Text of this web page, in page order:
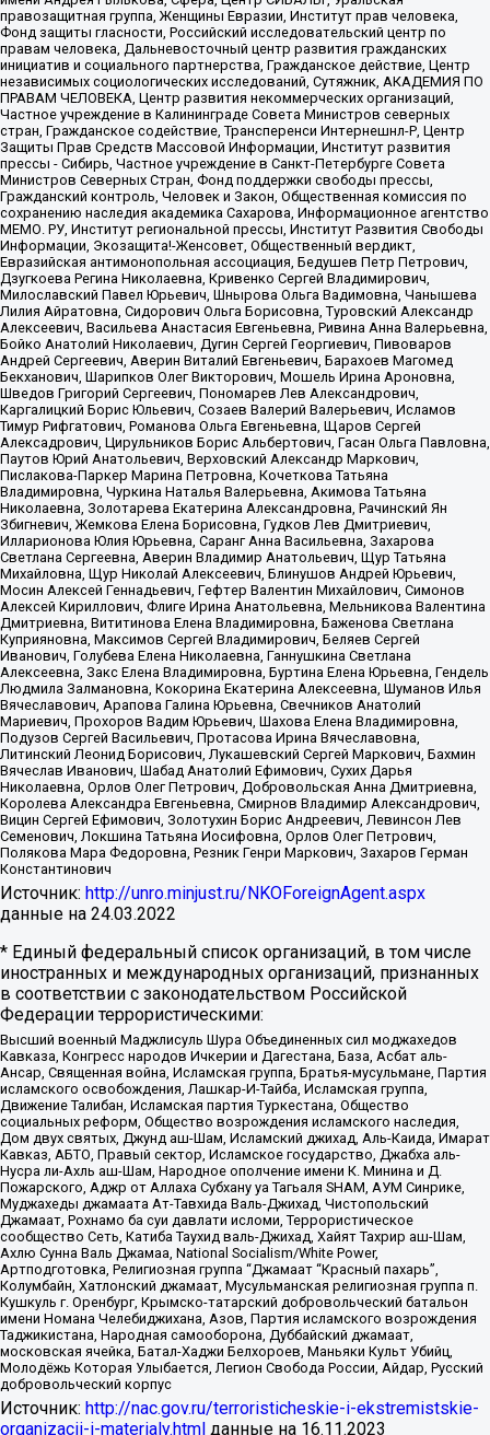
правозащитная группа, Женщины Евразии, Институт прав человека,
Фонд защиты гласности, Российский исследовательский центр по
правам человека, Дальневосточный центр развития гражданских
инициатив и социального партнерства, Гражданское действие, Центр
независимых социологических исследований, Сутяжник, АКАДЕМИЯ ПО
ПРАВАМ ЧЕЛОВЕКА, Центр развития некоммерческих организаций,
Частное учреждение в Калининграде Совета Министров северных
стран, Гражданское содействие, Трансперенси Интернешнл-Р, Центр
Защиты Прав Средств Массовой Информации, Институт развития
прессы - Сибирь, Частное учреждение в Санкт-Петербурге Совета
Министров Северных Стран, Фонд поддержки свободы прессы,
Гражданский контроль, Человек и Закон, Общественная комиссия по
сохранению наследия академика Сахарова, Информационное агентство
МЕМО. РУ, Институт региональной прессы, Институт Развития Свободы
Информации, Экозащита!-Женсовет, Общественный вердикт,
Евразийская антимонопольная ассоциация, Бедушев Петр Петрович,
Дзугкоева Регина Николаевна, Кривенко Сергей Владимирович,
Милославский Павел Юрьевич, Шнырова Ольга Вадимовна, Чанышева
Лилия Айратовна, Сидорович Ольга Борисовна, Туровский Александр
Алексеевич, Васильева Анастасия Евгеньевна, Ривина Анна Валерьевна,
Бойко Анатолий Николаевич, Дугин Сергей Георгиевич, Пивоваров
Андрей Сергеевич, Аверин Виталий Евгеньевич, Барахоев Магомед
Бекханович, Шарипков Олег Викторович, Мошель Ирина Ароновна,
Шведов Григорий Сергеевич, Пономарев Лев Александрович,
Каргалицкий Борис Юльевич, Созаев Валерий Валерьевич, Исламов
Тимур Рифгатович, Романова Ольга Евгеньевна, Щаров Сергей
Алексадрович, Цирульников Борис Альбертович, Гасан Ольга Павловна,
Паутов Юрий Анатольевич, Верховский Александр Маркович,
Пислакова-Паркер Марина Петровна, Кочеткова Татьяна
Владимировна, Чуркина Наталья Валерьевна, Акимова Татьяна
Николаевна, Золотарева Екатерина Александровна, Рачинский Ян
Збигневич, Жемкова Елена Борисовна, Гудков Лев Дмитриевич,
Илларионова Юлия Юрьевна, Саранг Анна Васильевна, Захарова
Светлана Сергеевна, Аверин Владимир Анатольевич, Щур Татьяна
Михайловна, Щур Николай Алексеевич, Блинушов Андрей Юрьевич,
Мосин Алексей Геннадьевич, Гефтер Валентин Михайлович, Симонов
Алексей Кириллович, Флиге Ирина Анатольевна, Мельникова Валентина
Дмитриевна, Вититинова Елена Владимировна, Баженова Светлана
Куприяновна, Максимов Сергей Владимирович, Беляев Сергей
Иванович, Голубева Елена Николаевна, Ганнушкина Светлана
Алексеевна, Закс Елена Владимировна, Буртина Елена Юрьевна, Гендель
Людмила Залмановна, Кокорина Екатерина Алексеевна, Шуманов Илья
Вячеславович, Арапова Галина Юрьевна, Свечников Анатолий
Мариевич, Прохоров Вадим Юрьевич, Шахова Елена Владимировна,
Подузов Сергей Васильевич, Протасова Ирина Вячеславовна,
Литинский Леонид Борисович, Лукашевский Сергей Маркович, Бахмин
Вячеслав Иванович, Шабад Анатолий Ефимович, Сухих Дарья
Николаевна, Орлов Олег Петрович, Добровольская Анна Дмитриевна,
Королева Александра Евгеньевна, Смирнов Владимир Александрович,
Вицин Сергей Ефимович, Золотухин Борис Андреевич, Левинсон Лев
Семенович, Локшина Татьяна Иосифовна, Орлов Олег Петрович,
Полякова Мара Федоровна, Резник Генри Маркович, Захаров Герман
Константинович
Источник: http://unro.minjust.ru/NKOForeignAgent.aspx
данные на 24.03.2022
* Единый федеральный список организаций, в том числе
иностранных и международных организаций, признанных
в соответствии с законодательством Российской
Федерации террористическими:
Высший военный Маджлисуль Шура Объединенных сил моджахедов
Кавказа, Конгресс народов Ичкерии и Дагестана, База, Асбат аль-
Ансар, Священная война, Исламская группа, Братья-мусульмане, Партия
исламского освобождения, Лашкар-И-Тайба, Исламская группа,
Движение Талибан, Исламская партия Туркестана, Общество
социальных реформ, Общество возрождения исламского наследия,
Дом двух святых, Джунд аш-Шам, Исламский джихад, Аль-Каида, Имарат
Кавказ, АБТО, Правый сектор, Исламское государство, Джабха аль-
Нусра ли-Ахль аш-Шам, Народное ополчение имени К. Минина и Д.
Пожарского, Аджр от Аллаха Субхану уа Тагьаля SHAM, АУМ Синрике,
Муджахеды джамаата Ат-Тавхида Валь-Джихад, Чистопольский
Джамаат, Рохнамо ба суи давлати исломи, Террористическое
сообщество Сеть, Катиба Таухид валь-Джихад, Хайят Тахрир аш-Шам,
Ахлю Сунна Валь Джамаа, National Socialism/White Power,
Артподготовка, Религиозная группа “Джамаат “Красный пахарь”,
Колумбайн, Хатлонский джамаат, Мусульманская религиозная группа п.
Кушкуль г. Оренбург, Крымско-татарский добровольческий батальон
имени Номана Челебиджихана, Азов, Партия исламского возрождения
Таджикистана, Народная самооборона, Дуббайский джамаат,
московская ячейка, Батал-Хаджи Белхороев, Маньяки Культ Убийц,
Молодёжь Которая Улыбается, Легион Свобода России, Айдар, Русский
добровольческий корпус
Источник: http://nac.gov.ru/terroristicheskie-i-ekstremistskie-
organizacii-i-materialy.html данные на 16.11.2023